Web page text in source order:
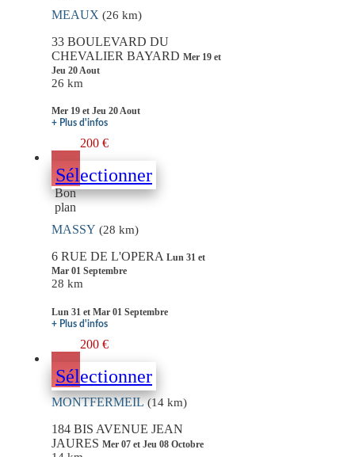
MEAUX (26 km)
33 BOULEVARD DU
CHEVALIER BAYARD Mer 19 et
Jeu 20 Aout
26 km
Mer 19 et Jeu 20 Aout
+ Plus d'infos
200 €
Sélectionner
Bon
plan
MASSY (28 km)
6 RUE DE L'OPERA Lun 31 et
Mar 01 Septembre
28 km
Lun 31 et Mar 01 Septembre
+ Plus d'infos
200 €
Sélectionner
MONTFERMEIL(14 km)
184 BIS AVENUE JEAN
JAURES Mer 07 et Jeu 08 Octobre